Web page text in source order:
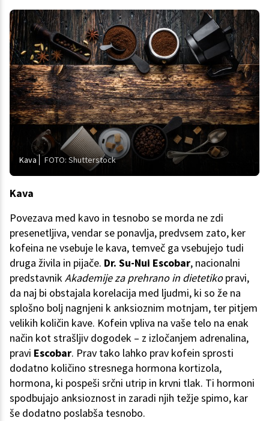
Kava FOTO: Shutterstock
Kava
Povezava med kavo in tesnobo se morda ne zdi
presenetljiva, vendar se ponavlja, predvsem zato, ker
kofeina ne vsebuje le kava, temveč ga vsebujejo tudi
druga živila in pijače. Dr. Su-Nui Escobar, nacionalni
predstavnikAkademije za prehrano in dietetikopravi,
da naj bi obstajala korelacija med ljudmi, ki so že na
splošno bolj nagnjeni k anksioznim motnjam, ter pitjem
velikih količin kave. Kofein vpliva na vaše telo na enak
način kot strašljiv dogodek – z izločanjem adrenalina,
pravi Escobar. Prav tako lahko prav kofein sprosti
dodatno količino stresnega hormona kortizola,
hormona, ki pospeši srčni utrip in krvni tlak. Ti hormoni
spodbujajo anksioznost in zaradi njih težje spimo, kar
še dodatno poslabša tesnobo.